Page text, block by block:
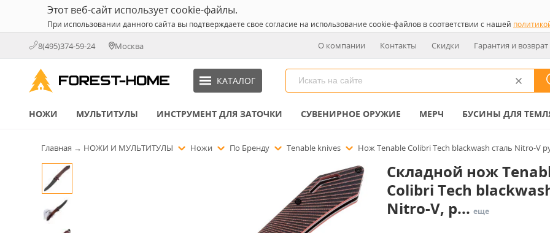
Этот веб-сайт использует cookie-файлы.
При использовании данного сайта вы подтверждаете свое согласие на использование cookie-файлов в соответствии с нашей
8(495)374-59-24 Москва О компании Контакты Скидки Гарантия и возврат
КАТАЛОГ
НОЖИ МУЛЬТИТУЛЫ ИНСТРУМЕНТ ДЛЯ ЗАТОЧКИ СУВЕНИРНОЕ ОРУЖИЕ МЕРЧ БУСИНЫ ДЛЯ
Главная → НОЖИ И МУЛЬТИТУЛЫ Ножи По Бренду Tenable knives Нож Tenable Colibri Tech blackwash сталь Nitro-V
Складной нож
Colibri Tech
Nitro-V, р... еще